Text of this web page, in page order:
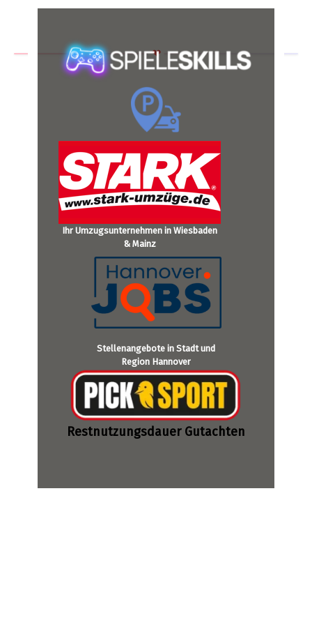
Ihr Umzugsunternehmen in Wiesbaden
& Mainz
Stellenangebote in Stadt und
Region Hannover
Restnutzungsdauer Gutachten